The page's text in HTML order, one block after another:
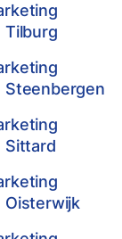
Tilburg
Steenbergen
Sittard
Oisterwijk